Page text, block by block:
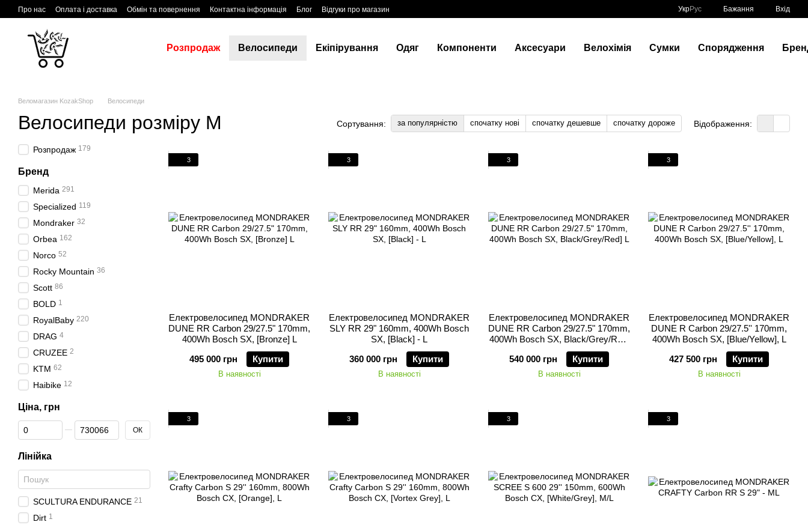
Перейти до основного контенту
Про нас Оплата і доставка Обмін та повернення Контактна інформація Блог Відгуки про магазин УкрРус Бажання Вхід
Розпродаж Велосипеди Екіпірування Одяг Компоненти Аксесуари Велохімія Сумки Спорядження
Веломагазин KozakShop Велосипеди
Велосипеди розміру M Сортування: за популярністю спочатку нові спочатку дешевше спочатку дороже Відображення:
3
Електровелосипед MONDRAKER
DUNE RR Carbon 29/27.5" 170mm,
400Wh Bosch SX, [Bronze] L
495 000 грн
Купити
В наявності
3
Електровелосипед MONDRAKER
SLY RR 29" 160mm, 400Wh Bosch
SX, [Black] - L
360 000 грн
Купити
В наявності
3
Електровелосипед MONDRAKER
DUNE RR Carbon 29/27.5" 170mm,
400Wh Bosch SX, Black/Grey/Red]
540 000 грн
Купити
В наявності
3
Електровелосипед MONDRAKER
DUNE R Carbon 29/27.5'' 170mm,
400Wh Bosch SX, [Blue/Yellow], L
427 500 грн
Купити
В наявності
3 3 3 3
Розпродаж 179
Бренд
Merida 291
Specialized 119
Mondraker 32
Orbea 162
Norco 52
Rocky Mountain 36
Scott 86
BOLD 1
RoyalBaby 220
DRAG 4
CRUZEE 2
KTM 62
Haibike 12
Ціна, грн
Від Ціна, грн
До Ціна, грн ОК
Лінійка
SCULTURA ENDURANCE 21
Dirt 1